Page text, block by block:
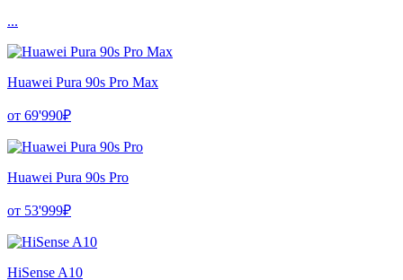
...
Huawei Pura 90s Pro Max
от 69'990₽
Huawei Pura 90s Pro
от 53'999₽
HiSense A10